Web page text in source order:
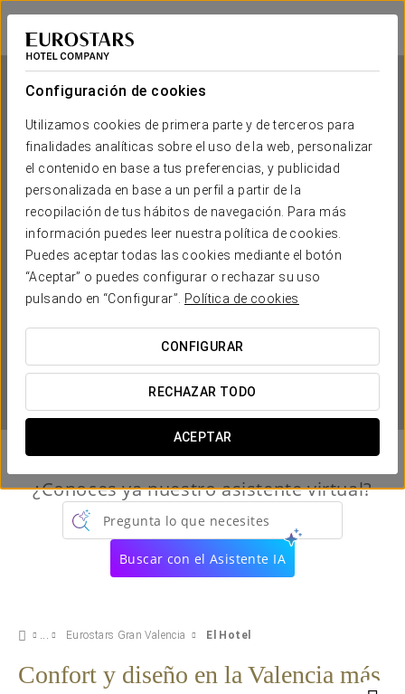
Configuración de cookies
Utilizamos cookies de primera parte y de terceros para
finalidades analíticas sobre el uso de la web, personalizar
el contenido en base a tus preferencias, y publicidad
personalizada en base a un perfil a partir de la
recopilación de tus hábitos de navegación. Para más
información puedes leer nuestra política de cookies.
Puedes aceptar todas las cookies mediante el botón
“Aceptar” o puedes configurar o rechazar su uso
pulsando en “Configurar”.
Política de cookies
CONFIGURAR
RECHAZAR TODO
ACEPTAR
Eurostars Gran Valencia
VALENCIA
Eurostars Gran Valencia
VALENCIA
¿CUÁNDO QUIERES IR?
¿Conoces ya nuestro asistente virtual?
Pregunta lo que necesites
Buscar con el Asistente IA
Eurostars Gran Valencia El Hotel
Confort y diseño en la Valencia más